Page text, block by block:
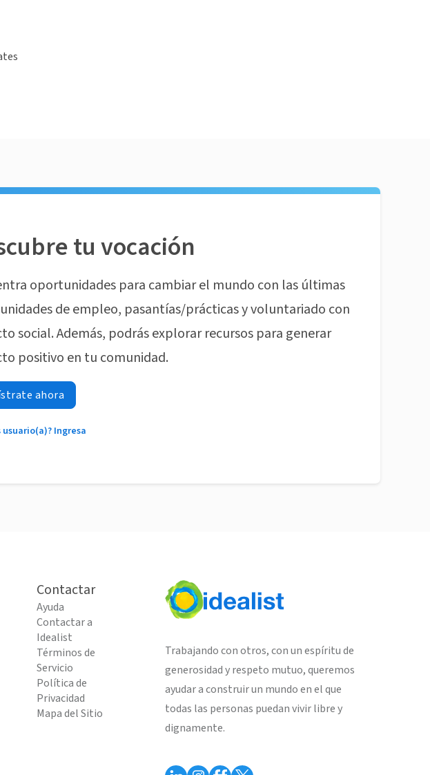
tu vocación
oportunidades para cambiar el mundo con las últimas
de empleo, pasantías/prácticas y voluntariado con
social. Además, podrás explorar recursos para generar
positivo en tu comunidad.
ahora
usuario(a)? Ingresa
Contactar
Ayuda
Contactar a
Idealist
Términos de
Servicio
Política de
Privacidad
Mapa del Sitio
Trabajando con otros, con un espíritu de
generosidad y respeto mutuo, queremos
ayudar a construir un mundo en el que
todas las personas puedan vivir libre y
dignamente.